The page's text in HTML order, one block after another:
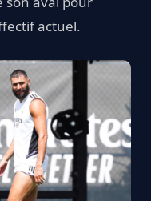
actuel.